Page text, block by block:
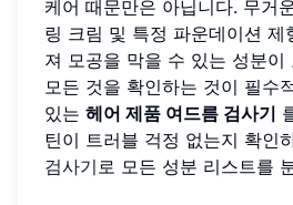
케어 때문만은 아닙니다. 무거
링 크림 및 특정 파운데이션 제
져 모공을 막을 수 있는 성분이
모든 것을 확인하는 것이 필수
있는 헤어 제품 여드름 검사기
틴이 트러블 걱정 없는지 확인
검사기로 모든 성분 리스트를